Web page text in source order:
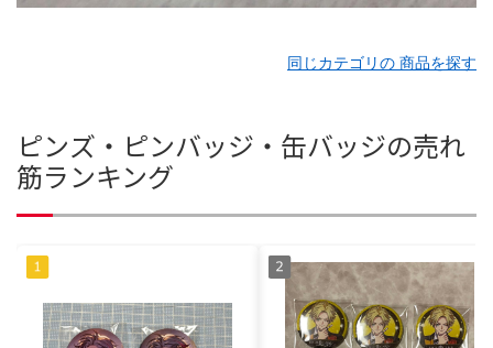
同じカテゴリの 商品を探す
ピンズ・ピンバッジ・缶バッジの売れ
筋ランキング